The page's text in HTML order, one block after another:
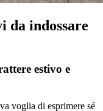
da indossare
estivo e
voglia di esprimere sé